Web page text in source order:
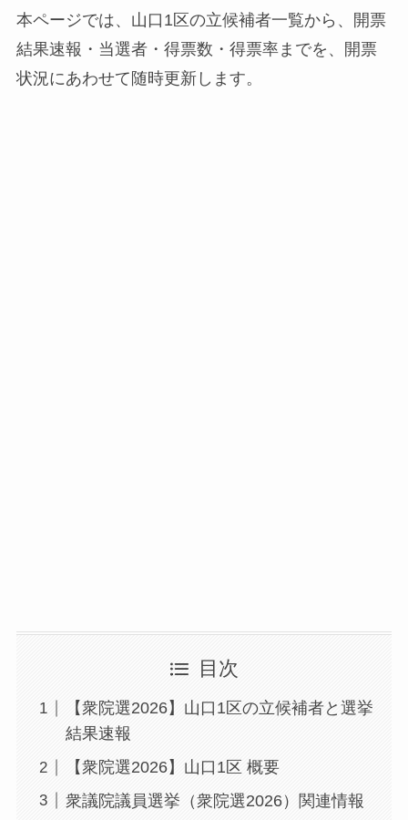
本ページでは、山口1区の立候補者一覧から、開票
結果速報・当選者・得票数・得票率までを、開票
状況にあわせて随時更新します。
目次
【衆院選2026】山口1区の立候補者と選挙
結果速報
【衆院選2026】山口1区 概要
衆議院議員選挙（衆院選2026）関連情報